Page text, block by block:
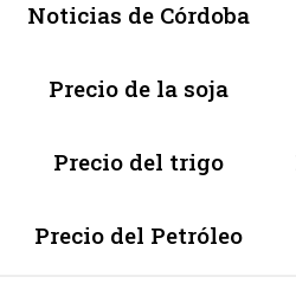
Noticias de Córdoba
Precio de la soja
Precio del trigo
Precio del Petróleo